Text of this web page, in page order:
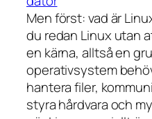
Men först: vad är
du redan Linux utan
en kärna, alltså en
operativsystem
hantera filer,
styra hårdvara och